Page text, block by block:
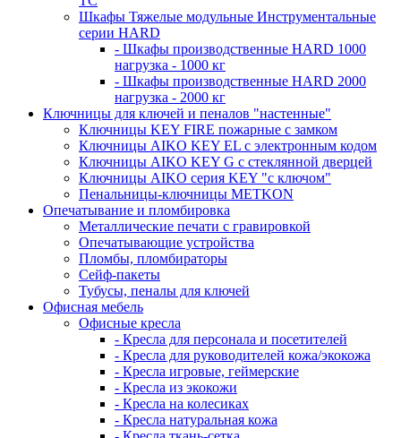
Шкафы Тяжелые модульные Инструментальные
серии HARD
- Шкафы производственные HARD 1000
нагрузка - 1000 кг
- Шкафы производственные HARD 2000
нагрузка - 2000 кг
Ключницы для ключей и пеналов "настенные"
Ключницы KEY FIRE пожарные с замком
Ключницы AIKO KEY EL с электронным кодом
Ключницы AIKO KEY G с стеклянной дверцей
Ключницы AIKO серия KEY "с ключом"
Пенальницы-ключницы METKON
Опечатывание и пломбировка
Металлические печати с гравировкой
Опечатывающие устройства
Пломбы, пломбираторы
Сейф-пакеты
Тубусы, пеналы для ключей
Офисная мебель
Офисные кресла
- Кресла для персонала и посетителей
- Кресла для руководителей кожа/экокожа
- Кресла игровые, геймерские
- Кресла из экокожи
- Кресла на колесиках
- Кресла натуральная кожа